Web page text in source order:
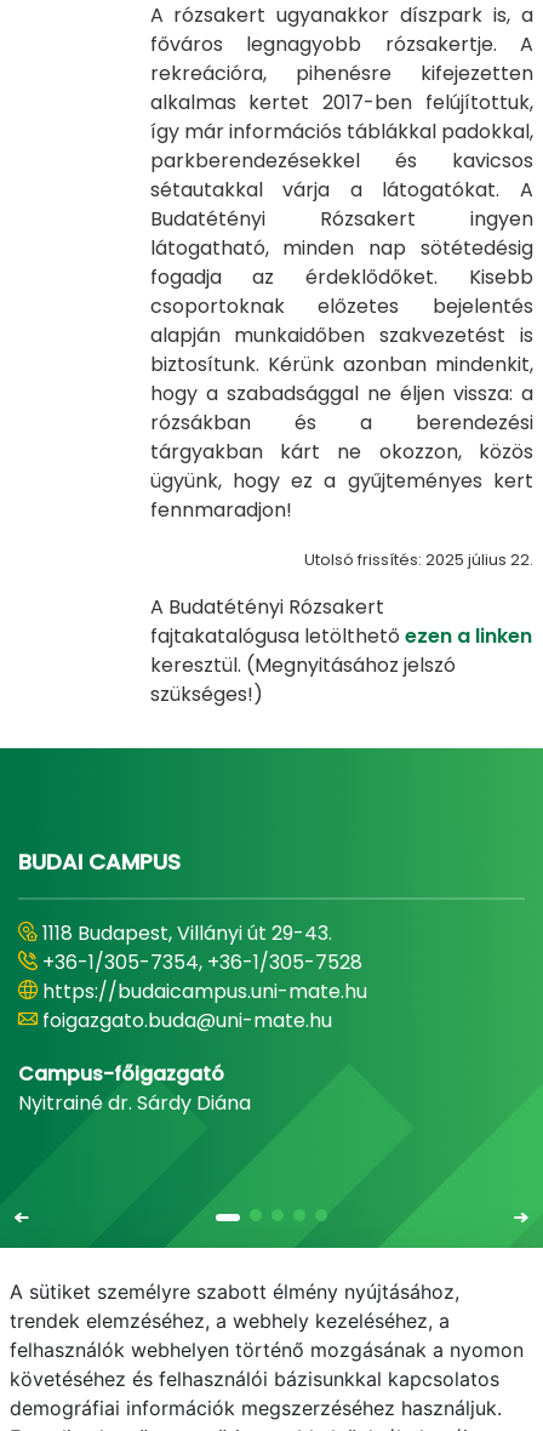
A rózsakert ugyanakkor díszpark is, a
főváros legnagyobb rózsakertje. A
rekreációra, pihenésre kifejezetten
alkalmas kertet 2017-ben felújítottuk,
így már információs táblákkal padokkal,
parkberendezésekkel és kavicsos
sétautakkal várja a látogatókat. A
Budatétényi Rózsakert ingyen
látogatható, minden nap sötétedésig
fogadja az érdeklődőket. Kisebb
csoportoknak előzetes bejelentés
alapján munkaidőben szakvezetést is
biztosítunk. Kérünk azonban mindenkit,
hogy a szabadsággal ne éljen vissza: a
rózsákban és a berendezési
tárgyakban kárt ne okozzon, közös
ügyünk, hogy ez a gyűjteményes kert
fennmaradjon!
Utolsó frissítés: 2025 július 22.
A Budatétényi Rózsakert
fajtakatalógusa letölthető ezen a linken
keresztül. (Megnyitásához jelszó
szükséges!)
BUDAI CAMPUS
1118 Budapest, Villányi út 29-43.
+36-1/305-7354, +36-1/305-7528
https://budaicampus.uni-mate.hu
foigazgato.buda@uni-mate.hu
Campus-főigazgató
Nyitrainé dr. Sárdy Diána
E-mail Telefonkönyv NEPTUN
E-learning
Adatvédelem
A sütiket személyre szabott élmény nyújtásához,
trendek elemzéséhez, a webhely kezeléséhez, a
felhasználók webhelyen történő mozgásának a nyomon
követéséhez és felhasználói bázisunkkal kapcsolatos
demográfiai információk megszerzéséhez használjuk.